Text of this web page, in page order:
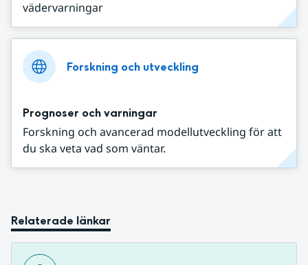
vädervarningar
Forskning och utveckling
Prognoser och varningar
Forskning och avancerad modellutveckling för att
du ska veta vad som väntar.
Relaterade länkar